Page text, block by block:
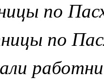
по
по